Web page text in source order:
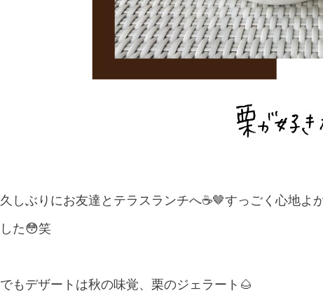
久しぶりにお友達とテラスランチへ☕️🤎すっごく心地
した😳笑
でもデザートは秋の味覚、栗のジェラート🌰